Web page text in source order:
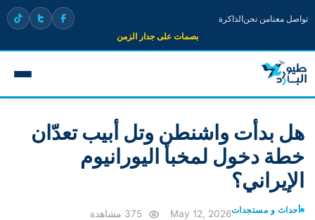
تواصل معنامن نحنالذاكرة
بصمات على جدار الزمن
هل بدأت واشنطن وتل أبيب تعدّان
خطة دخول لمخبأ اليورانيوم
الإيراني؟
أحداث و مستجداتMay 12, 2026 375 مشاهدة